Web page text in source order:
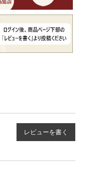
レビューを書く